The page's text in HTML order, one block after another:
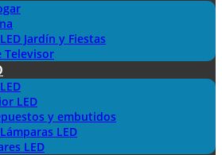
Jardín y Fiestas
Televisor
LED
y embutidos
LED
LED